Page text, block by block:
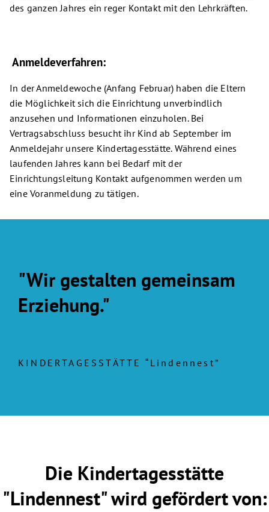
des ganzen Jahres ein reger Kontakt mit den Lehrkräften.
Anmeldeverfahren:
In der Anmeldewoche (Anfang Februar) haben die Eltern
die Möglichkeit sich die Einrichtung unverbindlich
anzusehen und Informationen einzuholen. Bei
Vertragsabschluss besucht ihr Kind ab September im
Anmeldejahr unsere Kindertagesstätte. Während eines
laufenden Jahres kann bei Bedarf mit der
Einrichtungsleitung Kontakt aufgenommen werden um
eine Voranmeldung zu tätigen.
"Wir gestalten gemeinsam
Erziehung."
KINDERTAGESSTÄTTE “Lindennest”
Die Kindertagesstätte
"Lindennest" wird gefördert von: